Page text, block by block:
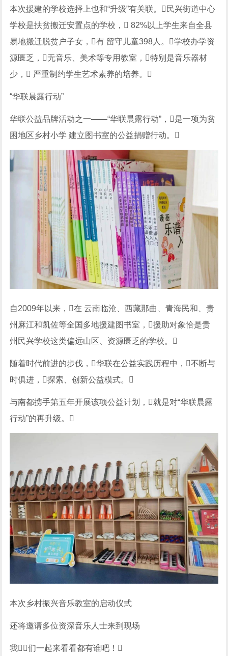
本次援建的学校选择上也和“升级”有关联。民兴街道中心
学校是扶贫搬迁安置点的学校， 82%以上学生来自全县
易地搬迁脱贫户子女，有 留守儿童398人。学校办学资
源匮乏，无音乐、美术等专用教室，特别是音乐器材
少， 严重制约学生艺术素养的培养。
“华联晨露行动”
华联公益品牌活动之一——“华联晨露行动”，是一项为贫
困地区乡村小学 建立图书室的公益捐赠行动。
自2009年以来，在 云南临沧、西藏那曲、青海民和、贵
州麻江和凯佐等全国多地援建图书室，援助对象恰是贵
州民兴学校这类偏远山区、资源匮乏的学校。
随着时代前进的步伐，华联在公益实践历程中，不断与
时俱进，探索、创新公益模式。
与南都携手第五年开展该项公益计划，就是对“华联晨露
行动”的再升级。
本次乡村振兴音乐教室的启动仪式
还将邀请多位资深音乐人士来到现场
我们一起来看看都有谁吧！